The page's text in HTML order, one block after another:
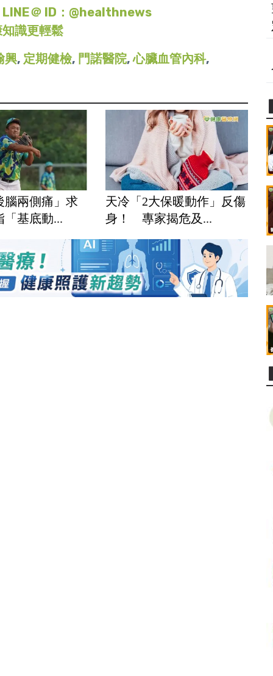
LINE＠ ID：@healthnews
識更輕鬆
興, 定期健檢, 門諾醫院,心臟血管內科,
腦兩側痛」求
基底動...
天冷「2大保暖動作」反傷
身！ 專家揭危及...